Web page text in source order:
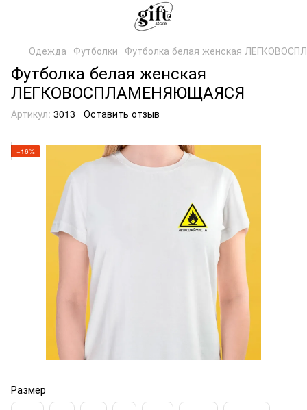
Одежда Футболки Футболка белая женская
Футболка белая женская
ЛЕГКОВОСПЛАМЕНЯЮЩАЯСЯ
Артикул: 3013 Оставить отзыв
−16%
Размер